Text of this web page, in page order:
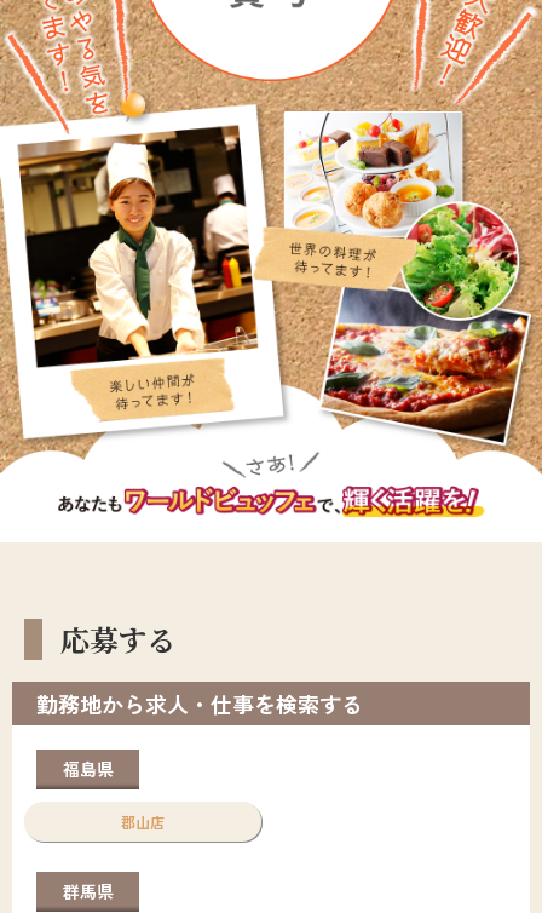
応募する
勤務地から求人・仕事を検索する
福島県
郡山店
群馬県